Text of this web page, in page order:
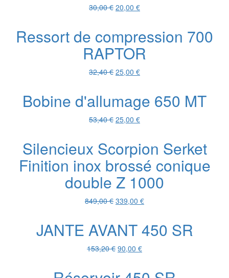
30,00€ Le
était :
30,00 €.
20,00 €Le
est :
20,00 €.
Ressort de compression 700
RAPTOR
32,40€ Le
était :
32,40 €.
25,00 €Le
est :
25,00 €.
Bobine d'allumage 650 MT
53,40€ Le
était :
53,40 €.
25,00 €Le
est :
25,00 €.
Silencieux Scorpion Serket
Finition inox brossé conique
double Z 1000
849,00€ Le
était :
339,00 €Le
est :
JANTE AVANT 450 SR
153,20€ Le
90,00 €Le